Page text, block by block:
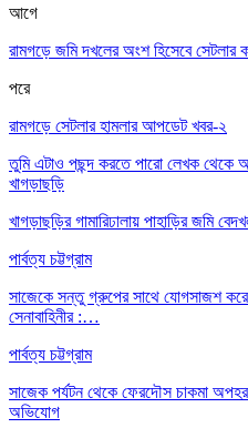
আগে
রামগড়ে জমি দখলের অংশ হিসেবে সেটলার
পরে
রামগড়ে সেটলার হামলার আপডেট খবর-২
তুমি এটাও পছন্দ করতে পারো লেখক থেকে
খাগড়াছড়ি
খাগড়াছড়ির গামারিঢালায় পাহাড়ির জমি
পার্বত্য চট্টগ্রাম
সাজেকে সন্তু গ্রুপের সাথে যোগসাজশ
সেনাবাহিনীর :…
পার্বত্য চট্টগ্রাম
সাজেক পর্যটন থেকে ফেরদৌস চাকমা
অভিযোগ